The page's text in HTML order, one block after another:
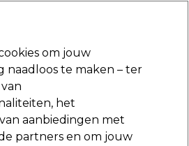
Aanmelden
Elektra
dag geleverd*
maandag t/m vrijdag
om jouw
naadloos te maken – ter
het
aanbiedingen met
partners en om jouw